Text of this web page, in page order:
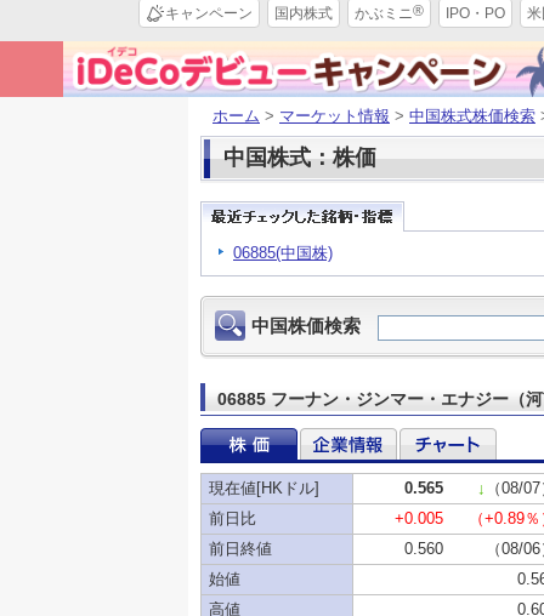
キャンペーン 国内株式 かぶミニ® IPO・PO
ホーム > マーケット情報 > 中国株式株価検索
中国株式：株価
06885(中国株)